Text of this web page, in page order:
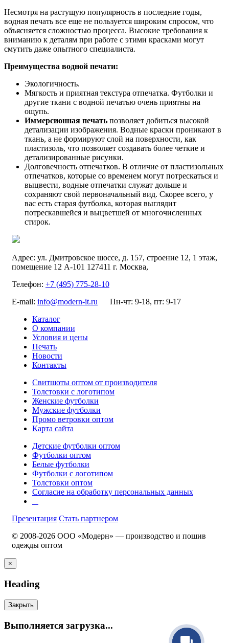
Несмотря на растущую популярность в последние годы,
водная печать все еще не пользуется широким спросом, что
объясняется сложностью процесса. Высокие требования к
вниманию к деталям при работе с этими красками могут
смутить даже опытного специалиста.
Преимущества водной печати:
Экологичность.
Мягкость и приятная текстура отпечатка. Футболки и
другие ткани с водной печатью очень приятны на
ощупь.
Иммерсионная печать позволяет добиться высокой
детализации изображения. Водные краски проникают в
ткань, а не формируют слой на поверхности, как
пластизоль, что позволяет создавать более четкие и
детализированные рисунки.
Долговечность отпечатков. В отличие от пластизольных
отпечатков, которые со временем могут потрескаться и
выцвести, водные отпечатки служат дольше и
сохраняют свой первоначальный вид. Скорее всего, у
вас есть старая футболка, которая выглядит
потрескавшейся и выцветшей от многочисленных
стирок.
Адрес: ул. Дмитровское шоссе, д. 157, строение 12, 1 этаж,
помещение 12 А-101 127411 г. Москва,
Телефон: +7 (495) 775-28-10
E-mail: info@modern-it.ru
Пн-чт: 9-18, пт: 9-17
Каталог
О компании
Условия и цены
Печать
Новости
Контакты
Свитшоты оптом от производителя
Толстовки с логотипом
Женские футболки
Мужские футболки
Промо ветровки оптом
Карта сайта
Детские футболки оптом
Футболки оптом
Белые футболки
Футболки с логотипом
Толстовки оптом
Согласие на обработку персональных данных
Презентация Стать партнером
© 2008-2026 ООО «Модерн» — производство и пошив
одежды оптом
×
Heading
Закрыть
Выполняется загрузка...